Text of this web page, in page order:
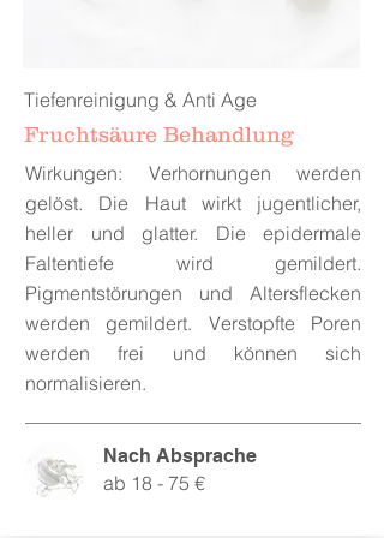
Tiefenreinigung & Anti Age
Fruchtsäure Behandlung
Wirkungen: Verhornungen werden
gelöst. Die Haut wirkt jugentlicher,
heller und glatter. Die epidermale
Faltentiefe wird gemildert.
Pigmentstörungen und Altersflecken
werden gemildert. Verstopfte Poren
werden frei und können sich
normalisieren.
ab 18 - 75 €
Nach Absprache